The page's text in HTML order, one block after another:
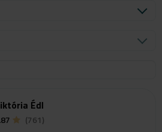
Édl
(761)